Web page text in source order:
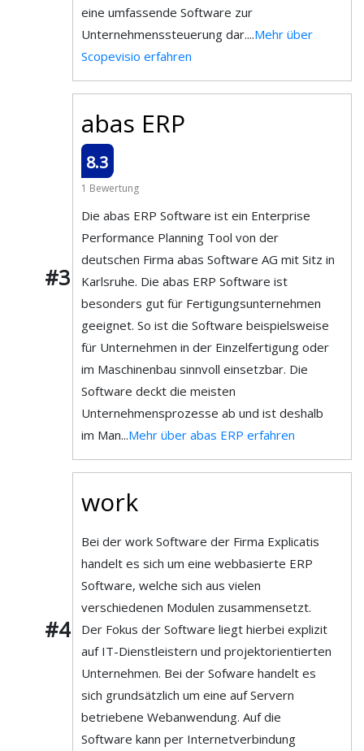
eine umfassende Software zur
Unternehmenssteuerung dar....Mehr über
Scopevisio erfahren
#3
abas ERP
8.3
1 Bewertung
Die abas ERP Software ist ein Enterprise
Performance Planning Tool von der
deutschen Firma abas Software AG mit Sitz in
Karlsruhe. Die abas ERP Software ist
besonders gut für Fertigungsunternehmen
geeignet. So ist die Software beispielsweise
für Unternehmen in der Einzelfertigung oder
im Maschinenbau sinnvoll einsetzbar. Die
Software deckt die meisten
Unternehmensprozesse ab und ist deshalb
im Man...Mehr über abas ERP erfahren
#4
work
Bei der work Software der Firma Explicatis
handelt es sich um eine webbasierte ERP
Software, welche sich aus vielen
verschiedenen Modulen zusammensetzt.
Der Fokus der Software liegt hierbei explizit
auf IT-Dienstleistern und projektorientierten
Unternehmen. Bei der Sofware handelt es
sich grundsätzlich um eine auf Servern
betriebene Webanwendung. Auf die
Software kann per Internetverbindung